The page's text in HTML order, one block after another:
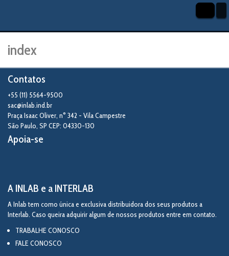
index
Contatos
+55 (11) 5564-9500
sac@inlab.ind.br
Praça Isaac Oliver, n° 342 - Vila Campestre
São Paulo SP CEP: 04330-130
Apoia-se
A INLAB e a INTERLAB
A Inlab tem como única e exclusiva distribuidora dos seus produtos a
Interlab. Caso queira adquirir algum de nossos produtos entre em contato.
TRABALHE CONOSCO
FALE CONOSCO